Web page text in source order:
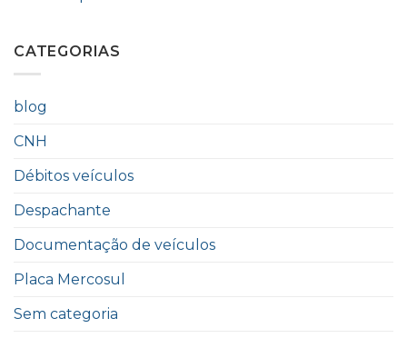
CATEGORIAS
blog
CNH
Débitos veículos
Despachante
Documentação de veículos
Placa Mercosul
Sem categoria